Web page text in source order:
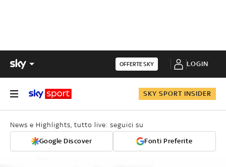
OFFERTE SKY LOGIN
SKY SPORT INSIDER
News e Highlights, tutto live: seguici su
Google Discover Fonti Preferite